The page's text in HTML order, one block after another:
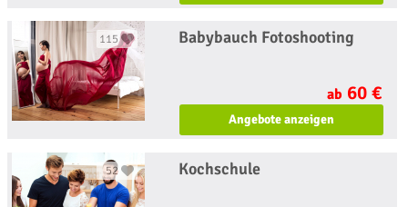
115 Babybauch Fotoshooting
ab 60 €
Angebote anzeigen
52 Kochschule